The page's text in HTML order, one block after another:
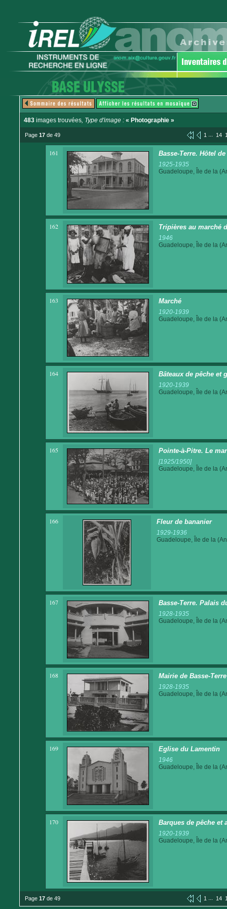
483 images trouvées, Type d'image : « Photographie »
Page 17 de 49 1 ... 14
161 Basse-Terre. Hôtel
1925-1935
Guadeloupe, Île de la
162 Tripières au marché
1946
Guadeloupe, Île de la
163 Marché
1920-1939
Guadeloupe, Île de la
164 Bâteaux de pêche et
1920-1939
Guadeloupe, Île de la
165 Pointe-à-Pitre. Le
[1925/1950]
Guadeloupe, Île de la
166 Fleur de bananier
1929-1936
Guadeloupe, Île de la
167 Basse-Terre. Palais
1928-1935
Guadeloupe, Île de la
168 Mairie de Basse-
1928-1935
Guadeloupe, Île de la
169 Eglise du Lamentin
1946
Guadeloupe, Île de la
170 Barques de pêche et
1920-1939
Guadeloupe, Île de la
Page 17 de 49 1 ... 14